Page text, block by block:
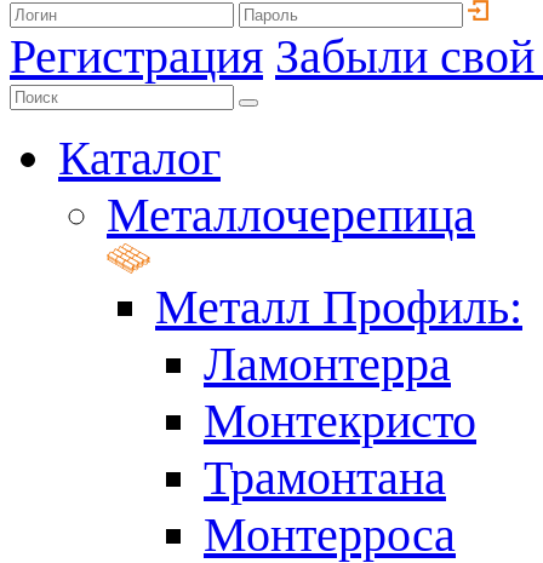
Регистрация Забыли
Каталог
Металлочерепица
Металл Профиль:
Ламонтерра
Монтекристо
Трамонтана
Монтерроса